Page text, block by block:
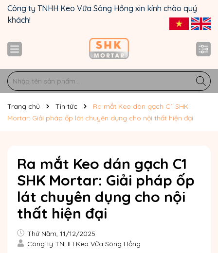
Công ty TNHH Keo Vữa Sông Hồng xin kính chào quý
khách!
Trang chủ Tin tức
Ra mắt Keo dán gạch C1 SHK
Mortar: Giải pháp ốp lát chuyên dụng cho nội thất hiện đại
Ra mắt Keo dán gạch C1
SHK Mortar: Giải pháp ốp
lát chuyên dụng cho nội
thất hiện đại
Thứ Năm, 11/12/2025
Công ty TNHH Keo Vữa Sông Hồng